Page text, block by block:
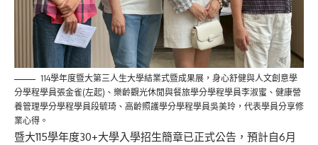
114學年度暨大第三人生大學結業式暨成果展，身心舒健與人文創意學
分學程學員張金雀(左起)、樂齡觀光休閒與餐旅學分學程學員李淑蜜、健康營
養管理學分學程學員段毓琦、高齡照護學分學程學員吳美玲，代表學員分享修
業心得。
暨大115學年度30+大學入學招生簡章已正式公告， 預計自6月